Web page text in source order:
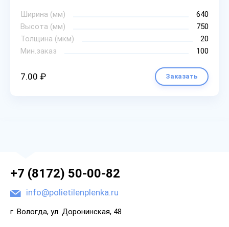
Ширина (мм)
640
Высота (мм)
750
Толщина (мкм)
20
Мин.заказ
100
7.00 ₽ Заказать
+7 (8172) 50-00-82
info@polietilenplenka.ru
г. Вологда, ул. Доронинская, 48